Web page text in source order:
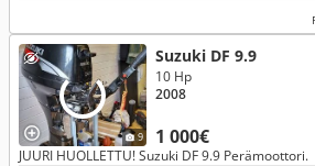
9
Suzuki DF 9.9
1 000€
10 Hp
2008
JUURI HUOLLETTU! Suzuki DF 9.9 Perämoottori.